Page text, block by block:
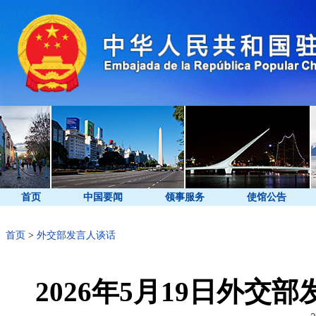
首页 中国要闻 领事服务 使馆公告
首页 > 外交部发言人谈话
2026年5月19日外交